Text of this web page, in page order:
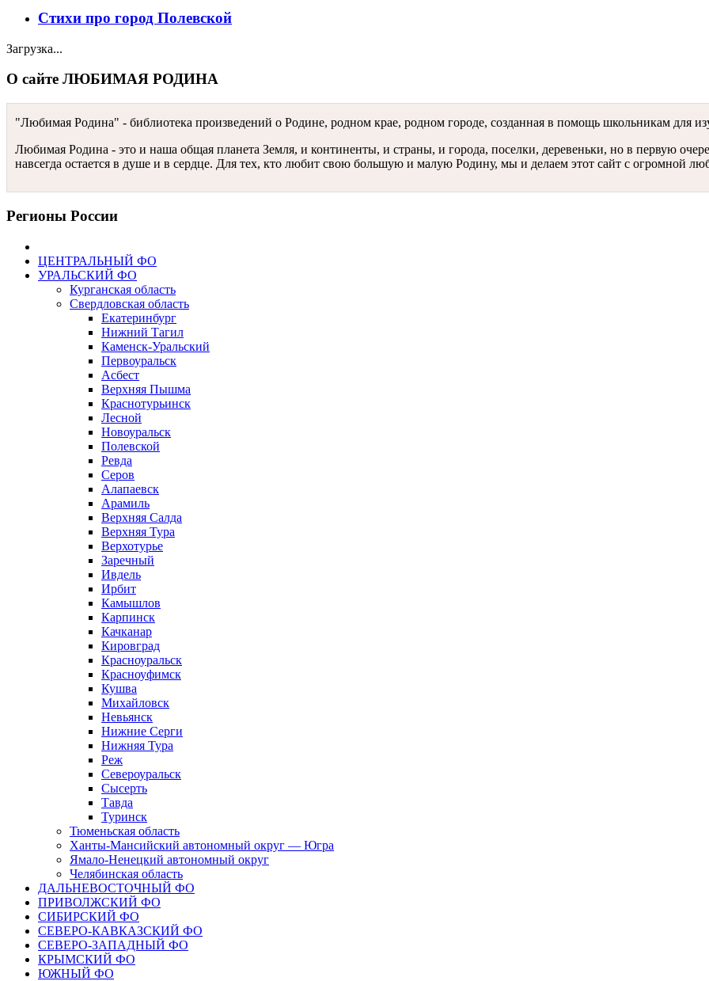
Стихи про город Полевской
Загрузка...
О сайте ЛЮБИМАЯ РОДИНА
"Любимая Родина" - библиотека произведений о Родине, родном крае, родном городе, созданная в помощь школьникам для
Любимая Родина - это и наша общая планета Земля, и континенты, и страны, и города, поселки, деревеньки, но в первую
навсегда остается в душе и в сердце. Для тех, кто любит свою большую и малую Родину, мы и делаем этот сайт с огромной
Регионы России
ЦЕНТРАЛЬНЫЙ ФО
УРАЛЬСКИЙ ФО
Курганская область
Свердловская область
Екатеринбург
Нижний Тагил
Каменск-Уральский
Первоуральск
Асбест
Верхняя Пышма
Краснотурьинск
Лесной
Новоуральск
Полевской
Ревда
Серов
Алапаевск
Арамиль
Верхняя Салда
Верхняя Тура
Верхотурье
Заречный
Ивдель
Ирбит
Камышлов
Карпинск
Качканар
Кировград
Красноуральск
Красноуфимск
Кушва
Михайловск
Невьянск
Нижние Серги
Нижняя Тура
Реж
Североуральск
Сысерть
Тавда
Туринск
Тюменьская область
Ханты-Мансийский автономный округ — Югра
Ямало-Ненецкий автономный округ
Челябинская область
ДАЛЬНЕВОСТОЧНЫЙ ФО
ПРИВОЛЖСКИЙ ФО
СИБИРСКИЙ ФО
СЕВЕРО-КАВКАЗСКИЙ ФО
СЕВЕРО-ЗАПАДНЫЙ ФО
КРЫМСКИЙ ФО
ЮЖНЫЙ ФО